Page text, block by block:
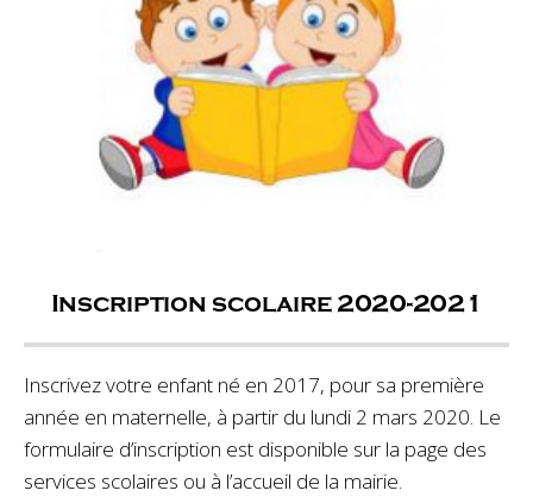
Inscription scolaire 2020-2021
Inscrivez votre enfant né en 2017, pour sa première
année en maternelle, à partir du lundi 2 mars 2020. Le
formulaire d’inscription est disponible sur la page des
services scolaires ou à l’accueil de la mairie.